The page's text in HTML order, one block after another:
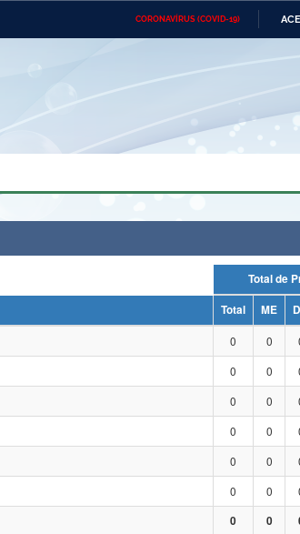
CORONAVÍRUS (COVID-19)
Ministério
Ministério do Desenvolvimento
Regional
Advocacia-Geral da União Banco
Total ME
0 0
0 0
0 0
0 0
0 0
0 0
0 0